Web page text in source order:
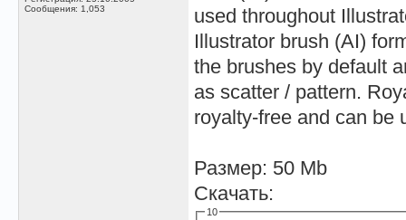
Сообщения: 1,053
used throughout
Illustrator brush (AI)
the brushes by default
as scatter / pattern.
royalty-free and can be
Размер: 50 Mb
Скачать:
10